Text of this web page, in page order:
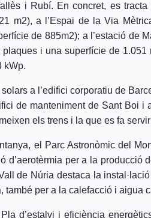
i Rubí. En concret, es
m2), a l’Espai de la Via
de 885m2); a l’estació de
plaques i una superfície de
kWp.
a l’edifici corporatiu de
de manteniment de Sant Boi
els trens i la que es fa
el Parc Astronòmic del
d’aerotèrmia per a la
de Núria destaca la
també per a la calefacció i aigua
d’estalvi i eficiència